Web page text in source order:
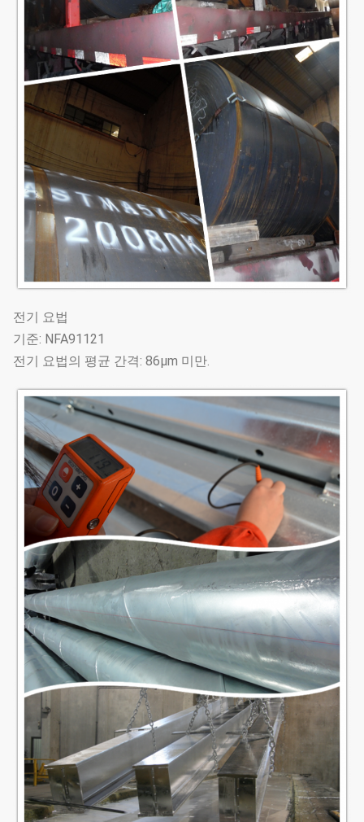
전기 요법
기준: NFA91121
전기 요법의 평균 간격: 86μm 미만.